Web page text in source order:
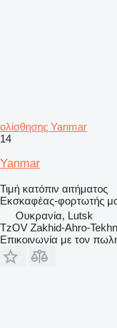
ολίσθησης Yanmar
14
Yanmar
Τιμή κατόπιν αιτήματος
Εκσκαφέας-φορτωτής
Ουκρανία, Lutsk
TzOV Zakhid-Ahro-
Επικοινωνία με τον